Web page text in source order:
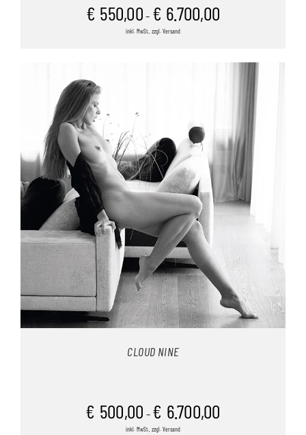
€ 550,00 – € 6.700,00
inkl. MwSt., zzgl. Versand
CLOUD NINE
€ 500,00 – € 6.700,00
inkl. MwSt., zzgl. Versand